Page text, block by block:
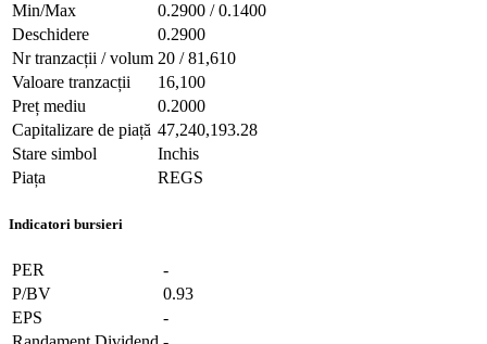
Min/Max
0.2900 / 0.1400
Deschidere
0.2900
Nr tranzacții / volum 20 / 81,610
Valoare tranzacții
16,100
Preț mediu
0.2000
Capitalizare de piață 47,240,193.28
Stare simbol
Inchis
Piața
REGS
Indicatori bursieri
PER
-
P/BV
0.93
EPS
-